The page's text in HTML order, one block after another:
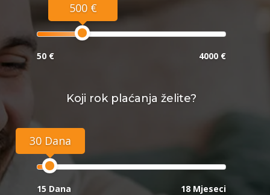
500 €
50 € 4000 €
Koji rok plaćanja želite?
30 Dana
15 Dana 18 Mjeseci